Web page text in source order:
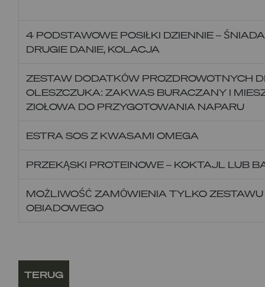
4 PODSTAWOWE POSIŁKI DZIENNIE –
DRUGIE DANIE, KOLACJA
ZESTAW DODATKÓW PROZDROWOTNYCH
OLESZCZUKA: ZAKWAS BURACZANY I
ZIOŁOWA DO PRZYGOTOWANIA NAPARU
ESTRA SOS Z KWASAMI OMEGA
PRZEKĄSKI PROTEINOWE – KOKTAJL LUB
MOŻLIWOŚĆ ZAMÓWIENIA TYLKO ZESTAWU
OBIADOWEGO
TERUG